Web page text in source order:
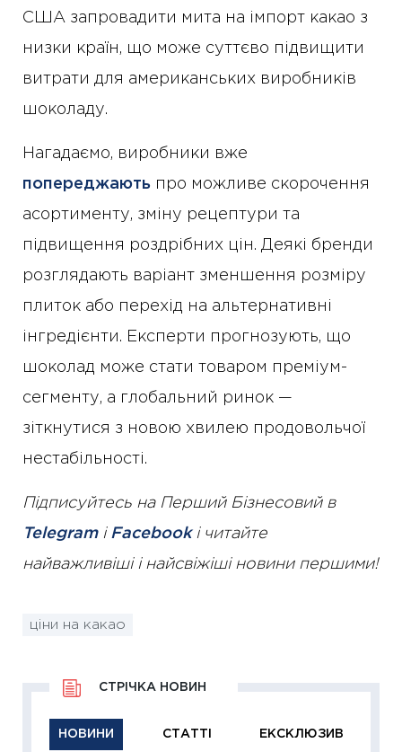
США запровадити мита на імпорт какао з
низки країн, що може суттєво підвищити
витрати для американських виробників
шоколаду.
Нагадаємо, виробники вже
попереджають про можливе скорочення
асортименту, зміну рецептури та
підвищення роздрібних цін. Деякі бренди
розглядають варіант зменшення розміру
плиток або перехід на альтернативні
інгредієнти. Експерти прогнозують, що
шоколад може стати товаром преміум-
сегменту, а глобальний ринок —
зіткнутися з новою хвилею продовольчої
нестабільності.
Підписуйтесь на Перший Бізнесовий в
Telegramі Facebookі читайте
найважливіші і найсвіжіші новини першими!
ціни на какао
НОВИНИ СТАТТІ ЕКСКЛЮЗИВ
СТРІЧКА НОВИН